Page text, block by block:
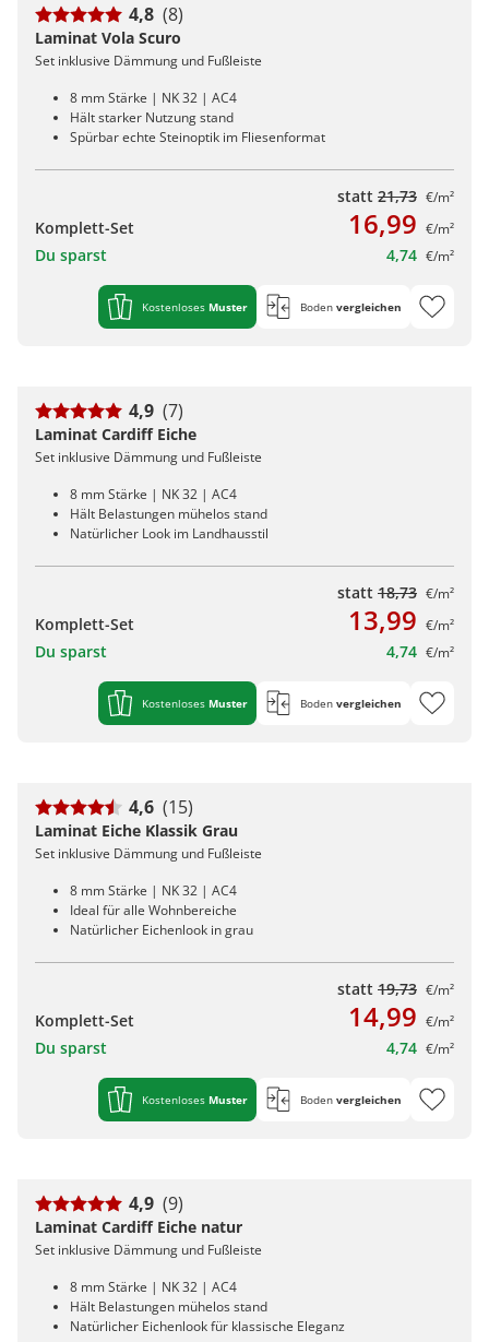
4,8 (8)
Laminat Vola Scuro
Set inklusive Dämmung und Fußleiste
8 mm Stärke | NK 32 | AC4
Hält starker Nutzung stand
Spürbar echte Steinoptik im Fliesenformat
statt 21,73 €/m²
Komplett-Set 16,99 €/m²
Du sparst 4,74 €/m²
Kostenloses Muster Boden vergleichen
4,9 (7)
Laminat Cardiff Eiche
Set inklusive Dämmung und Fußleiste
8 mm Stärke | NK 32 | AC4
Hält Belastungen mühelos stand
Natürlicher Look im Landhausstil
statt 18,73 €/m²
Komplett-Set 13,99 €/m²
Du sparst 4,74 €/m²
Kostenloses Muster Boden vergleichen
4,6 (15)
Laminat Eiche Klassik Grau
Set inklusive Dämmung und Fußleiste
8 mm Stärke | NK 32 | AC4
Ideal für alle Wohnbereiche
Natürlicher Eichenlook in grau
statt 19,73 €/m²
Komplett-Set 14,99 €/m²
Du sparst 4,74 €/m²
Kostenloses Muster Boden vergleichen
4,9 (9)
Laminat Cardiff Eiche natur
Set inklusive Dämmung und Fußleiste
8 mm Stärke | NK 32 | AC4
Hält Belastungen mühelos stand
Natürlicher Eichenlook für klassische Eleganz